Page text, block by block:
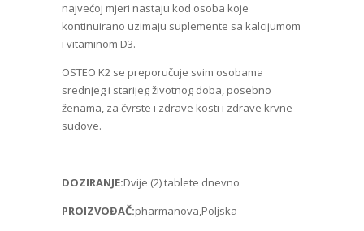
najvećoj mjeri nastaju kod osoba koje
kontinuirano uzimaju suplemente sa kalcijumom
i vitaminom D3.
OSTEO K2 se preporučuje svim osobama
srednjeg i starijeg životnog doba, posebno
ženama, za čvrste i zdrave kosti i zdrave krvne
sudove.
DOZIRANJE:Dvije (2) tablete dnevno
PROIZVOĐAČ:pharmanova,Poljska